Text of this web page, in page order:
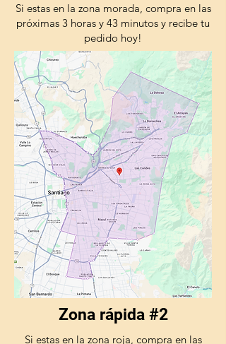
Si estas en la zona morada, compra en las
próximas 3 horas y 43 minutos y recibe tu
pedido hoy!
Zona rápida #2
Si estas en la zona roja, compra en las